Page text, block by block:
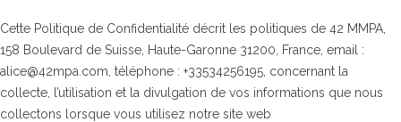
Cette Politique de Confidentialité décrit les politiques de 42 MMPA,
158 Boulevard de Suisse, Haute-Garonne 31200, France, email :
alice@42mpa.com, téléphone : +33534256195, concernant la
collecte, l’utilisation et la divulgation de vos informations que nous
collectons lorsque vous utilisez notre site web